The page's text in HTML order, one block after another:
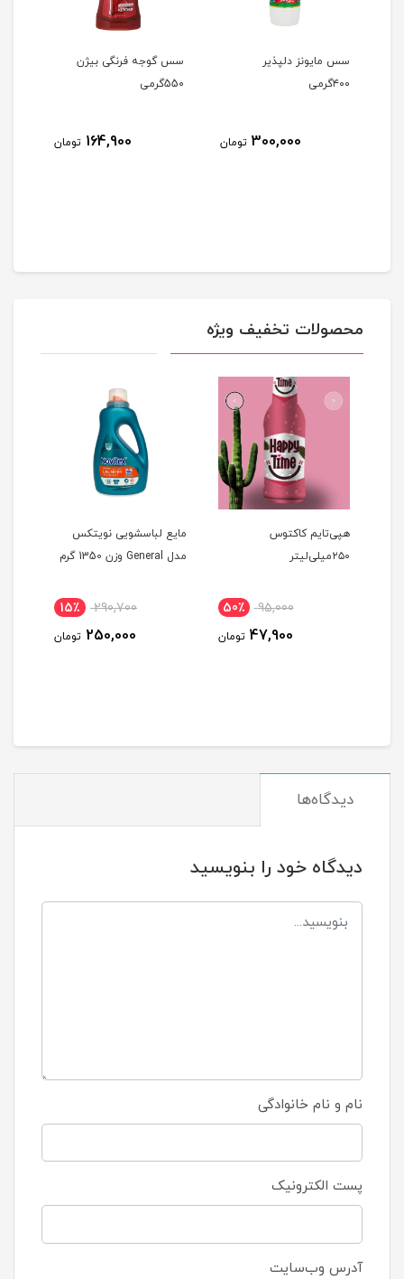
سس مایونز دلپذیر
۴۰۰گرمی
300,000 تومان
سس گوجه فرنگی بیژن
55۰گرمی
164,900 تومان
محصولات تخفیف ویژه
هپی‌تایم کاکتوس
۲۵۰میلی‌لیتر
95,000 50٪
47,900 تومان
مایع لباسشویی نویتکس
مدل General وزن 1350 گرم
290,700 15٪
250,000 تومان
دیدگاه‌ها
دیدگاه خود را بنویسید
نام و نام خانوادگی
پست الکترونیک
آدرس وب‌سایت